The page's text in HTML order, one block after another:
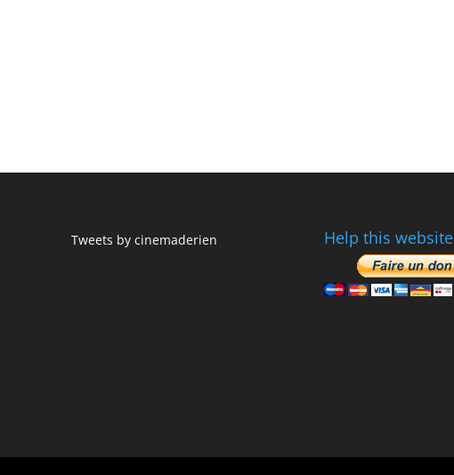
Tweets by cinemaderien Help this website